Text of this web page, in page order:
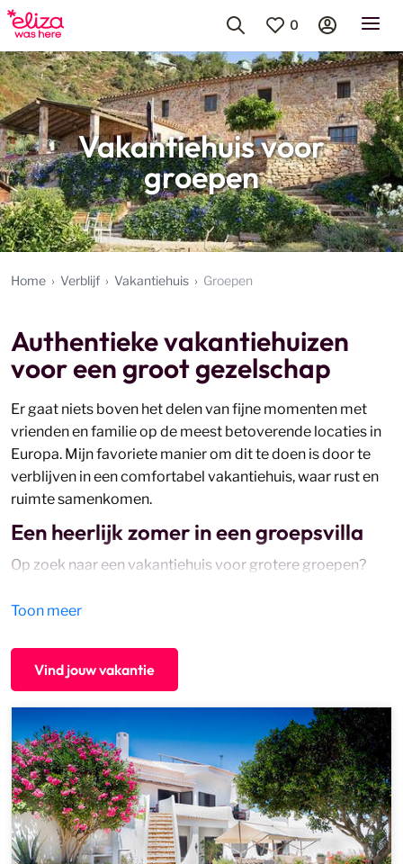
0
Vakantiehuis voor
groepen
Home Verblijf Vakantiehuis Groepen
Authentieke vakantiehuizen
voor een groot gezelschap
Er gaat niets boven het delen van fijne momenten met
vrienden en familie op de meest betoverende locaties in
Europa. Mijn favoriete manier om dit te doen is door te
verblijven in een comfortabel vakantiehuis, waar rust en
ruimte samenkomen.
Een heerlijk zomer in een groepsvilla
Op zoek naar een vakantiehuis voor grotere groepen?
personen kun je samen genieten van een heerlijke
bestemming. Zo vind je hier bijvoorbeeld de
mooistevakantiehuizen in Griekenland
Heb jij liever een ander soort vakantieverblijf? Ontdek
dan mijn complete selectie aanauthentieke
vakantieverblijven,of bekijk mijnbestsellersvoor de
meest geliefde vakantieadressen.
Toon meer
Vind jouw vakantie